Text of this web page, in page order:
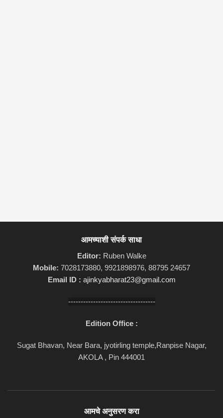
आमच्याशी संपर्क साधा
Editor: Ruben Walke
Mobile: 7028173880, 9921898976, 88795 24657
Email ID : ajinkyabharat23@gmail.com
-----------------------------------
Edition Office :
Sugat Bhavan, Near Bara, jyotirling temple,Ranpise Nagar,
AKOLA , Pin 444001
आमचे अनुसरण करा